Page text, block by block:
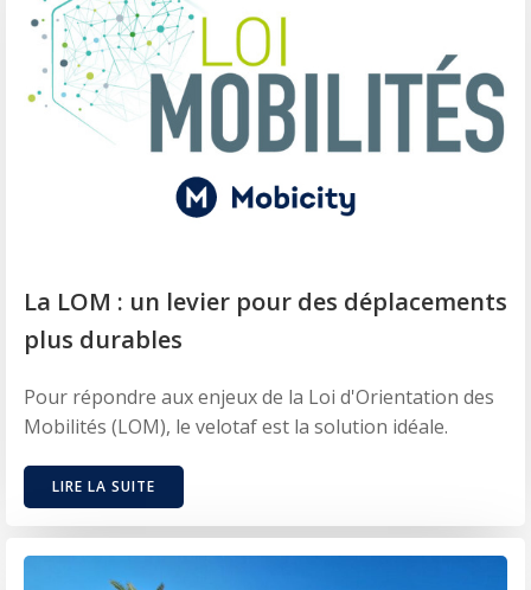
La LOM : un levier pour des déplacements
plus durables
Pour répondre aux enjeux de la Loi d'Orientation des
Mobilités (LOM), le velotaf est la solution idéale.
LIRE LA SUITE